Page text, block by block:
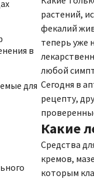
в
для
растений,
фекалий
теперь уже
любой
Сегодня в
рецепту,
Какие
Средства
кремов,
которым